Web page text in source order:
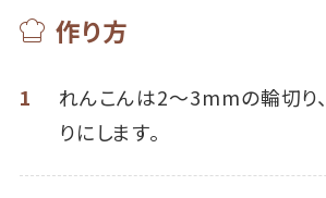
作り方
1
れんこんは2～3mmの輪切り
りにします。